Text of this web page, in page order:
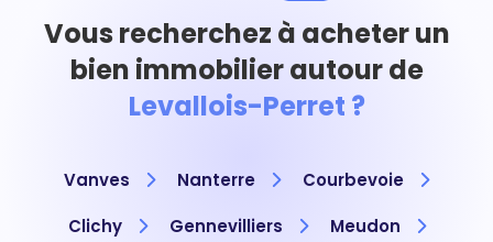
Vous recherchez à acheter un
bien immobilier autour de
Levallois-Perret ?
Vanves Nanterre
Courbevoie
Clichy
Gennevilliers
Meudon